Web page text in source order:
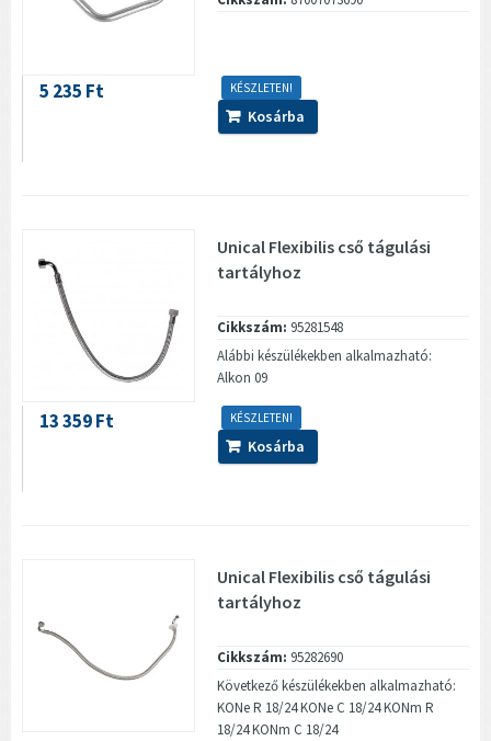
KÉSZLETEN!
5 235 Ft
Kosárba
Unical Flexibilis cső tágulási
tartályhoz
Cikkszám: 95281548
Alábbi készülékekben alkalmazható:
Alkon 09
KÉSZLETEN!
13 359 Ft
Kosárba
Unical Flexibilis cső tágulási
tartályhoz
Cikkszám: 95282690
Következő készülékekben alkalmazható:
KONe R 18/24 KONe C 18/24 KONm R
18/24 KONm C 18/24